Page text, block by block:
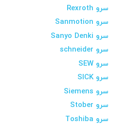
سرو Rexroth
سرو Sanmotion
سرو Sanyo Denki
سرو schneider
سرو SEW
سرو SICK
سرو Siemens
سرو Stober
سرو Toshiba